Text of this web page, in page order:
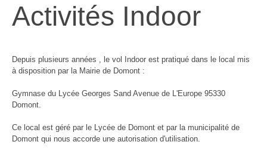
Activités Indoor
Depuis plusieurs années , le vol Indoor est pratiqué dans le local mis
à disposition par la Mairie de Domont :
Gymnase du Lycée Georges Sand Avenue de L'Europe 95330
Domont.
Ce local est géré par le Lycée de Domont et par la municipalité de
Domont qui nous accorde une autorisation d'utilisation.